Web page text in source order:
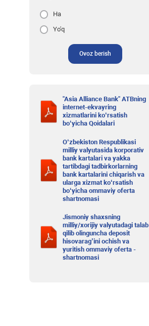
Ha
Yo'q
Ovoz berish
"Asia Alliance Bank" ATBning
internet-ekvayring
xizmatlarini ko‘rsatish
bo‘yicha Qoidalari
O‘zbekiston Respublikasi
milliy valyutasida korporativ
bank kartalari va yakka
tartibdagi tadbirkorlarning
bank kartalarini chiqarish va
ularga xizmat ko‘rsatish
bo‘yicha ommaviy oferta
shartnomasi
Jismoniy shaxsning
milliy/xorijiy valyutadagi talab
qilib olinguncha deposit
hisovarag’ini ochish va
yuritish ommaviy oferta -
shartnomasi